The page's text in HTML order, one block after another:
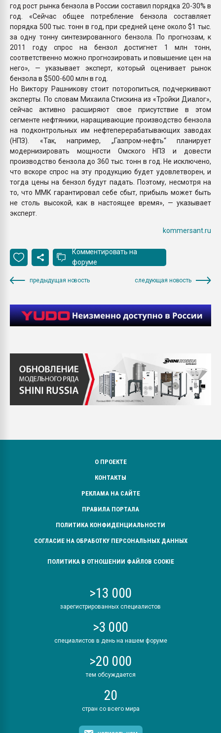
год рост рынка бензола в России составил порядка 20-30% в
год. «Сейчас общее потребление бензола составляет
порядка 500 тыс. тонн в год, при средней цене около $1 тыс.
за одну тонну синтезированного бензола. По прогнозам, к
2011 году спрос на бензол достигнет 1 млн тонн,
соответственно можно прогнозировать и повышение цен на
него», — указывает эксперт, который оценивает рынок
бензола в $500-600 млн в год.
Но Виктору Рашникову стоит поторопиться, подчеркивают
эксперты. По словам Михаила Стискина из «Тройки Диалог»,
сейчас активно расширяют свое присутствие в этом
сегменте нефтяники, наращивающие производство бензола
на подконтрольных им нефтеперерабатывающих заводах
(НПЗ). «Так, например, „Газпром-нефть“ планирует
модернизировать мощности Омского НПЗ и довести
производство бензола до 360 тыс. тонн в год. Не исключено,
что вскоре спрос на эту продукцию будет удовлетворен, и
тогда цены на бензол будут падать. Поэтому, несмотря на
то, что ММК гарантировал себе сбыт, прибыль может быть
не столь высокой, как в настоящее время», — указывает
эксперт.
kommersant.ru
Комментировать на
форуме
предыдущая новость следующая новость
О ПРОЕКТЕ
КОНТАКТЫ
РЕКЛАМА НА САЙТЕ
ПРАВИЛА ПОРТАЛА
ПОЛИТИКА КОНФИДЕНЦИАЛЬНОСТИ
СОГЛАСИЕ НА ОБРАБОТКУ ПЕРСОНАЛЬНЫХ ДАННЫХ
ПОЛИТИКА В ОТНОШЕНИИ ФАЙЛОВ COOKIE
>13 000
зарегистрированных специалистов
>3 000
специалистов в день на нашем форуме
>20 000
тем обсуждается
20
стран со всего мира